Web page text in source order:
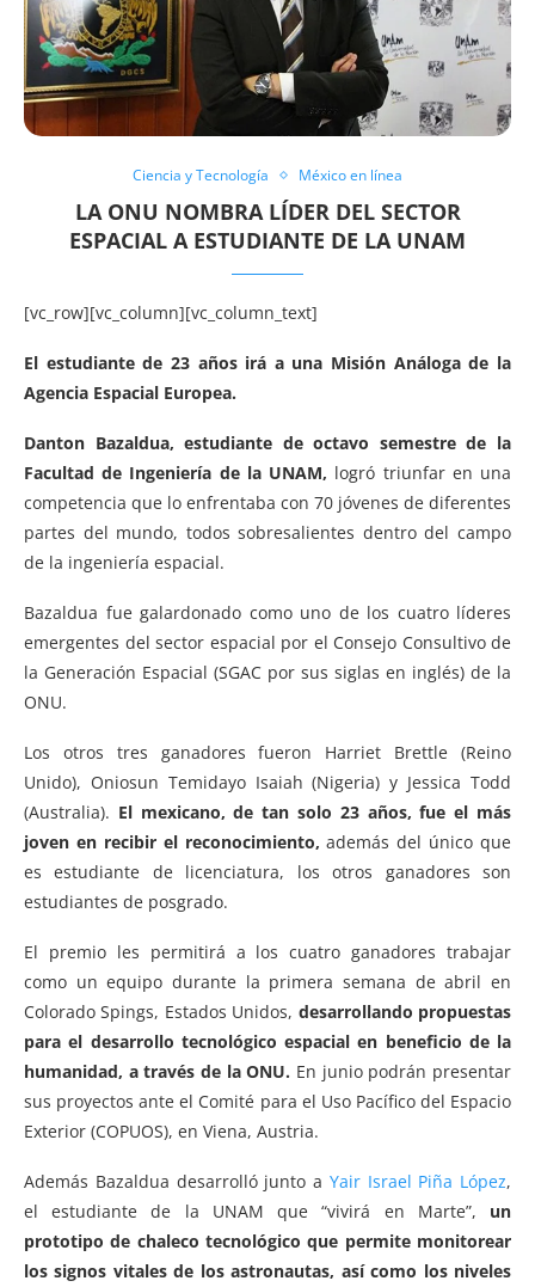
Ciencia y Tecnología México en línea
LA ONU NOMBRA LÍDER DEL SECTOR
ESPACIAL A ESTUDIANTE DE LA UNAM
[vc_row][vc_column][vc_column_text]
El estudiante de 23 años irá a una Misión Análoga de la
Agencia Espacial Europea.
Danton Bazaldua, estudiante de octavo semestre de la
Facultad de Ingeniería de la UNAM, logró triunfar en una
competencia que lo enfrentaba con 70 jóvenes de diferentes
partes del mundo, todos sobresalientes dentro del campo
de la ingeniería espacial.
Bazaldua fue galardonado como uno de los cuatro líderes
emergentes del sector espacial por el Consejo Consultivo de
la Generación Espacial (SGAC por sus siglas en inglés) de la
ONU.
Los otros tres ganadores fueron Harriet Brettle (Reino
Unido), Oniosun Temidayo Isaiah (Nigeria) y Jessica Todd
(Australia). El mexicano, de tan solo 23 años, fue el más
joven en recibir el reconocimiento, además del único que
es estudiante de licenciatura, los otros ganadores son
estudiantes de posgrado.
El premio les permitirá a los cuatro ganadores trabajar
como un equipo durante la primera semana de abril en
Colorado Spings, Estados Unidos, desarrollando propuestas
para el desarrollo tecnológico espacial en beneficio de la
humanidad, a través de la ONU. En junio podrán presentar
sus proyectos ante el Comité para el Uso Pacífico del Espacio
Exterior (COPUOS), en Viena, Austria.
Además Bazaldua desarrolló junto a Yair Israel Piña López,
el estudiante de la UNAM que “vivirá en Marte”, un
prototipo de chaleco tecnológico que permite monitorear
los signos vitales de los astronautas, así como los niveles